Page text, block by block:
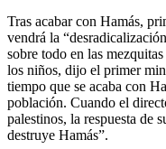
Tras acabar con Hamás,
vendrá la
sobre todo en las
los niños, dijo el primer
tiempo que se acaba con
población. Cuando el
palestinos, la respuesta de
destruye Hamás”.